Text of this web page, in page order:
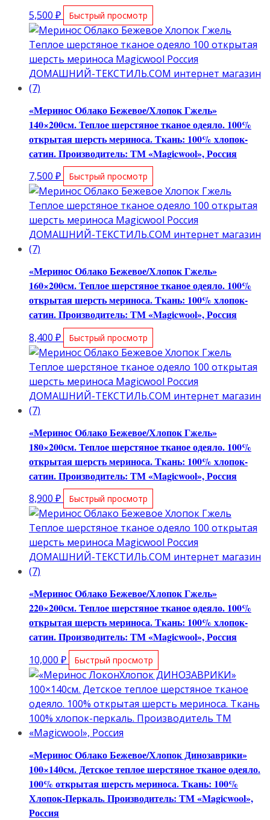
5,500 ₽ Быстрый просмотр
«Меринос Облако Бежевое/Хлопок Гжель»
140×200см. Теплое шерстяное тканое одеяло. 100%
открытая шерсть мериноса. Ткань: 100% хлопок-
сатин. Производитель: ТМ «Magicwool», Россия
7,500 ₽ Быстрый просмотр
«Меринос Облако Бежевое/Хлопок Гжель»
160×200см. Теплое шерстяное тканое одеяло. 100%
открытая шерсть мериноса. Ткань: 100% хлопок-
сатин. Производитель: ТМ «Magicwool», Россия
8,400 ₽ Быстрый просмотр
«Меринос Облако Бежевое/Хлопок Гжель»
180×200см. Теплое шерстяное тканое одеяло. 100%
открытая шерсть мериноса. Ткань: 100% хлопок-
сатин. Производитель: ТМ «Magicwool», Россия
8,900 ₽ Быстрый просмотр
«Меринос Облако Бежевое/Хлопок Гжель»
220×200см. Теплое шерстяное тканое одеяло. 100%
открытая шерсть мериноса. Ткань: 100% хлопок-
сатин. Производитель: ТМ «Magicwool», Россия
10,000 ₽ Быстрый просмотр
«Меринос Облако Бежевое/Хлопок Динозаврики»
100×140см. Детское теплое шерстяное тканое одеяло.
100% открытая шерсть мериноса. Ткань: 100%
Хлопок-Перкаль. Производитель: ТМ «Magicwool»,
Россия